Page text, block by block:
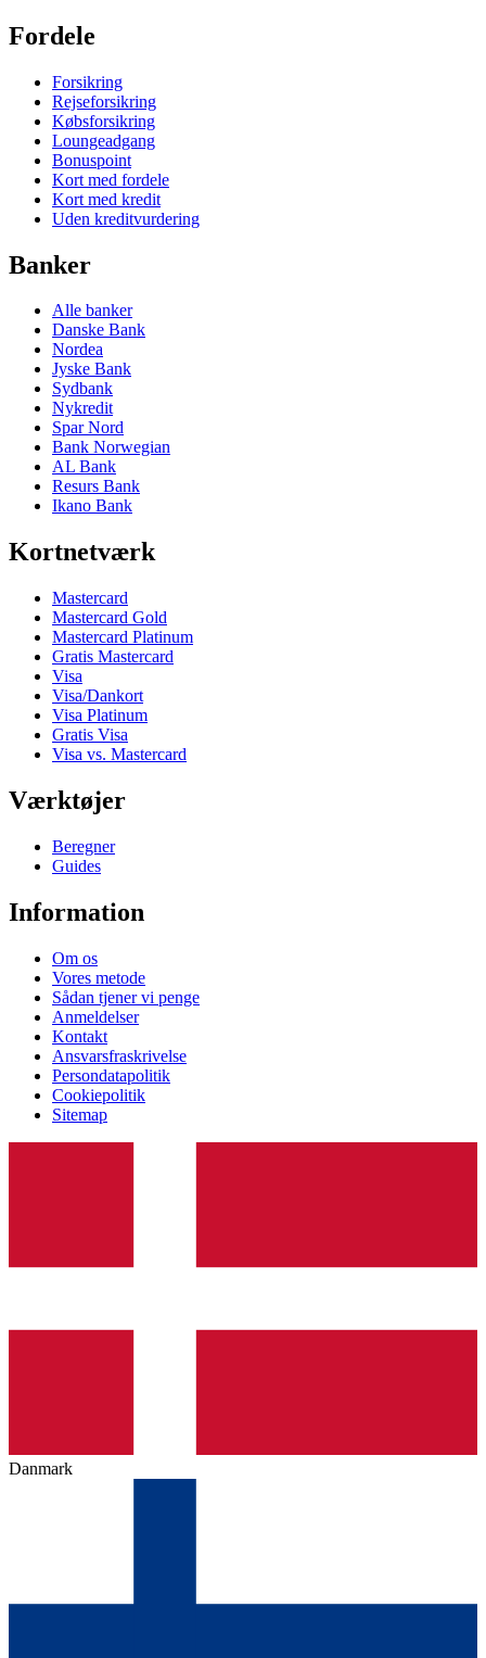
Fordele
Forsikring
Rejseforsikring
Købsforsikring
Loungeadgang
Bonuspoint
Kort med fordele
Kort med kredit
Uden kreditvurdering
Banker
Alle banker
Danske Bank
Nordea
Jyske Bank
Sydbank
Nykredit
Spar Nord
Bank Norwegian
AL Bank
Resurs Bank
Ikano Bank
Kortnetværk
Mastercard
Mastercard Gold
Mastercard Platinum
Gratis Mastercard
Visa
Visa/Dankort
Visa Platinum
Gratis Visa
Visa vs. Mastercard
Værktøjer
Beregner
Guides
Information
Om os
Vores metode
Sådan tjener vi penge
Anmeldelser
Kontakt
Ansvarsfraskrivelse
Persondatapolitik
Cookiepolitik
Sitemap
Danmark